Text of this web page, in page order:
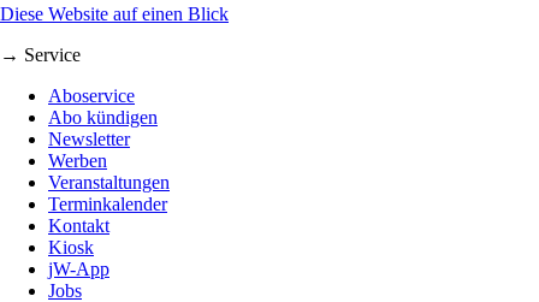
Diese Website auf einen Blick
→ Service
Aboservice
Abo kündigen
Newsletter
Werben
Veranstaltungen
Terminkalender
Kontakt
Kiosk
jW-App
Jobs